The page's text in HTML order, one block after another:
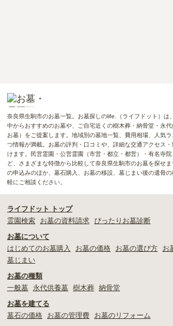
奈良県生駒市のお墓一覧。お墓探しのlife.（ライフドット）は
中からおすすめのお墓や、ご自宅近くの樹木葬・納骨堂・永
お墓）をご提案します。地域別の墓地一覧、費用相場、人気
つ情報が満載。お墓の評判・口コミや、詳細な交通アクセス
けます。民営霊園・公営霊園（市営・都立・都営）・有名寺
ど、さまざまな特徴から比較して奈良県生駒市のお墓を探せ
の申込みのほか、墓石購入、お墓の移設、墓じまい後の遺骨
軽にご相談ください。
ライフドット トップ
霊園検索
お墓の資料請求 ぴったりお墓診断
お墓について
はじめてのお墓購入
お墓の価格 お墓の選び方
お
墓じまい
お墓の種類
一般墓
永代供養墓 樹木葬 納骨堂
お墓を建てる
墓石の価格
お墓の管理費
お墓のリフォーム